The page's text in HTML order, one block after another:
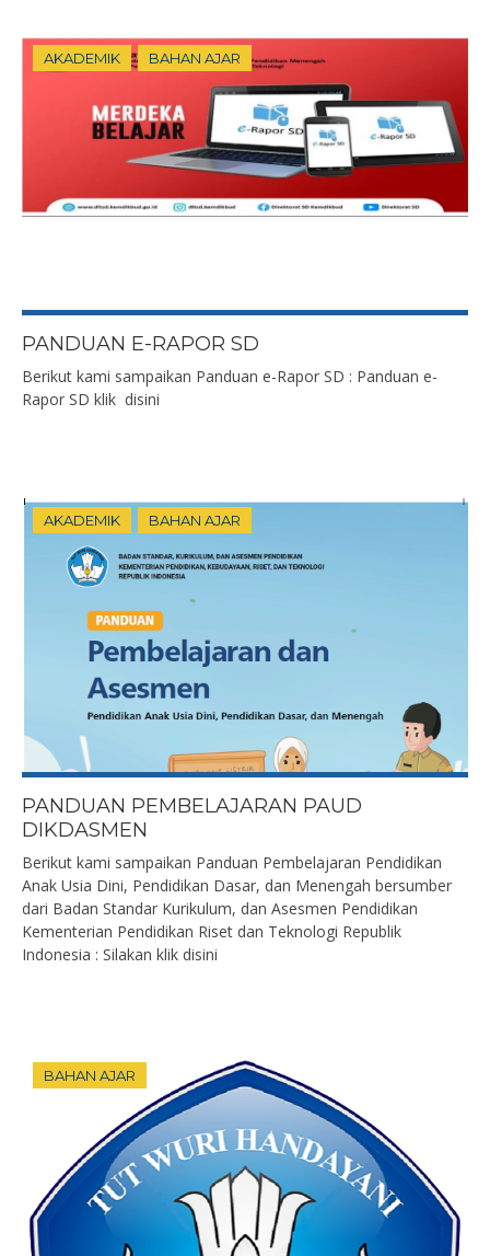
AKADEMIK BAHAN AJAR
PANDUAN E-RAPOR SD
Berikut kami sampaikan Panduan e-Rapor SD : Panduan e-
Rapor SD klik disini
AKADEMIK BAHAN AJAR
PANDUAN PEMBELAJARAN PAUD
DIKDASMEN
Berikut kami sampaikan Panduan Pembelajaran Pendidikan
Anak Usia Dini, Pendidikan Dasar, dan Menengah bersumber
dari Badan Standar Kurikulum, dan Asesmen Pendidikan
Kementerian Pendidikan Riset dan Teknologi Republik
Indonesia : Silakan klik disini
BAHAN AJAR